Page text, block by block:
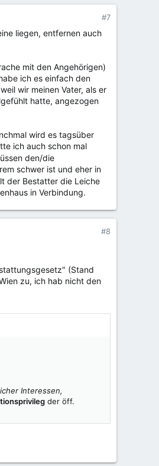
#7
liegen, entfernen auch
mit den Angehörigen)
ich es einfach den
wir meinen Vater, als er
hatte, angezogen
wird es tagsüber
ich auch schon mal
den/die
schwer ist und eher in
der Bestatter die Leiche
in Verbindung.
#8
(Stand
zu, ich hab nicht den
Interessen,
der öff.